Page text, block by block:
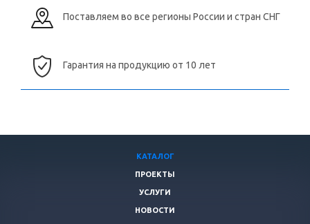
Поставляем во все регионы России и стран СНГ
Гарантия на продукцию от 10 лет
КАТАЛОГ
ПРОЕКТЫ
УСЛУГИ
НОВОСТИ